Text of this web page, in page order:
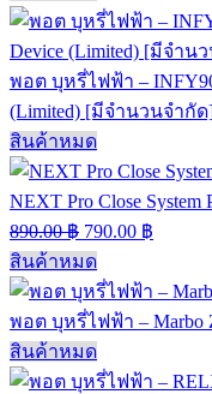
พอต บุหรี่ไฟฟ้า – INFY90
(Limited) [มีจำนวนจำกัด
สินค้าหมด
NEXT Pro Close
890.00฿ 790.00 ฿
สินค้าหมด
พอต บุหรี่ไฟฟ้า – Marbo
สินค้าหมด